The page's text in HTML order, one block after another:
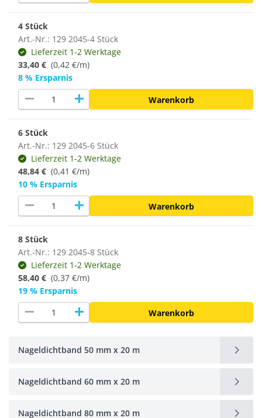
4 Stück
Art.-Nr.: 129 2045-4 Stück
Lieferzeit 1-2 Werktage
33,40 € (0,42 €/m)
8 % Ersparnis
remove add Warenkorb
6 Stück
Art.-Nr.: 129 2045-6 Stück
Lieferzeit 1-2 Werktage
48,84 € (0,41 €/m)
10 % Ersparnis
remove add Warenkorb
8 Stück
Art.-Nr.: 129 2045-8 Stück
Lieferzeit 1-2 Werktage
58,40 € (0,37 €/m)
19 % Ersparnis
remove add Warenkorb
Nageldichtband 50 mm x 20 m
Nageldichtband 60 mm x 20 m
Nageldichtband 80 mm x 20 m